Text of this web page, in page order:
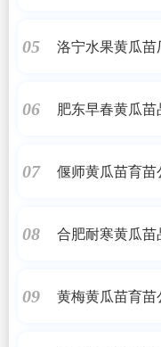
05
洛宁水果黄瓜
06
肥东早春黄瓜
07
偃师黄瓜苗育
08
合肥耐寒黄瓜
09
黄梅黄瓜苗育